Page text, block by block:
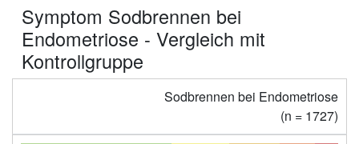
Symptom Sodbrennen bei
Endometriose - Vergleich mit
Kontrollgruppe
Sodbrennen bei Endometriose
(n = 1727)